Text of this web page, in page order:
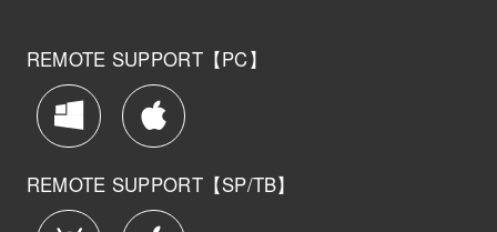
REMOTE SUPPORT【PC】
REMOTE SUPPORT【SP/TB】